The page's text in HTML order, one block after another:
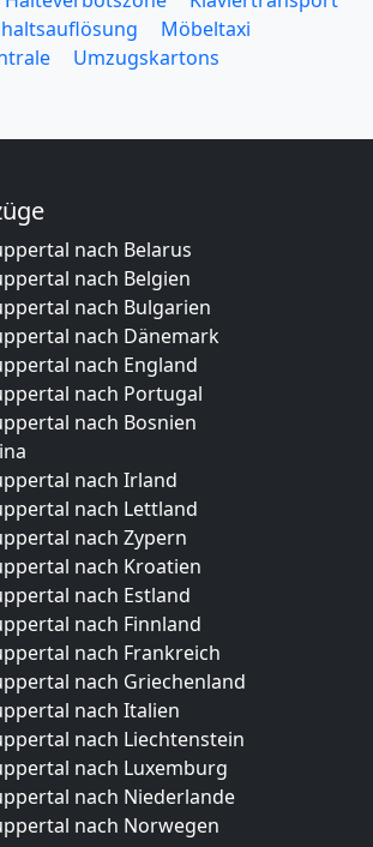
Möbeltaxi
Umzugskartons
nach Belarus
nach Belgien
nach Bulgarien
nach Dänemark
nach England
nach Portugal
nach Bosnien
nach Irland
nach Lettland
nach Zypern
nach Kroatien
nach Estland
nach Finnland
nach Frankreich
nach Griechenland
nach Italien
nach Liechtenstein
nach Luxemburg
nach Niederlande
nach Norwegen